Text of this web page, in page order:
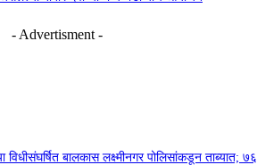
- Advertisment -
विधीसंघर्षित बालकास लक्ष्मीनगर पोलिसांकडून ताब्यात;